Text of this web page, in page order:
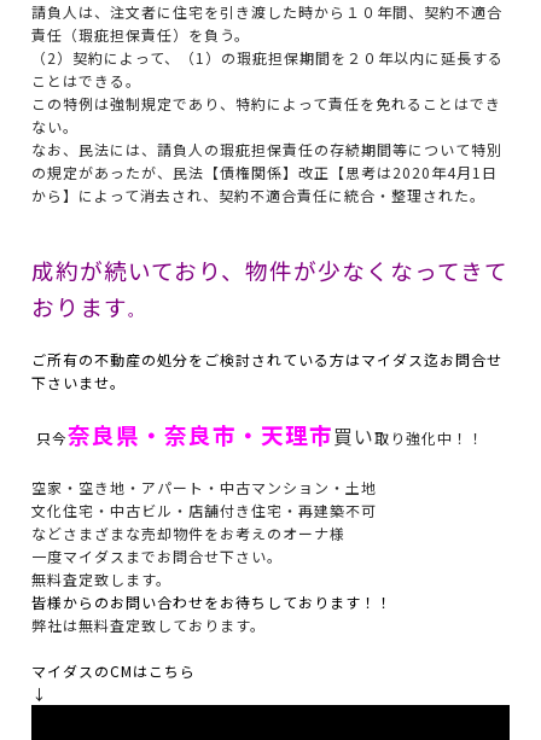
請負人は、注文者に住宅を引き渡した時から１０年間、契約不適合
責任（瑕疵担保責任）を負う。
（2）契約によって、（1）の瑕疵担保期間を２０年以内に延長する
ことはできる。
この特例は強制規定であり、特約によって責任を免れることはでき
ない。
なお、民法には、請負人の瑕疵担保責任の存続期間等について特別
の規定があったが、民法【債権関係】改正【思考は2020年4月1日
から】によって消去され、契約不適合責任に統合・整理された。
成約が続いており、物件が少なくなってきて
おります。
ご所有の不動産の処分をご検討されている方はマイダス迄お問合せ
下さいませ。
只今奈良県・奈良市・天理市買い取り強化中！！
空家・空き地・アパート・中古マンション・土地
文化住宅・中古ビル・店舗付き住宅・再建築不可
などさまざまな売却物件をお考えのオーナ様
一度マイダスまでお問合せ下さい。
無料査定致します。
皆様からのお問い合わせをお待ちしております！！
弊社は無料査定致しております。
マイダスのCMはこちら
↓